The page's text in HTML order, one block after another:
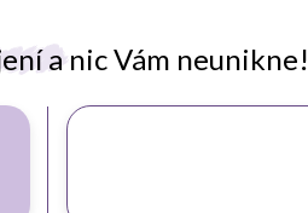
a nic Vám neunikne!